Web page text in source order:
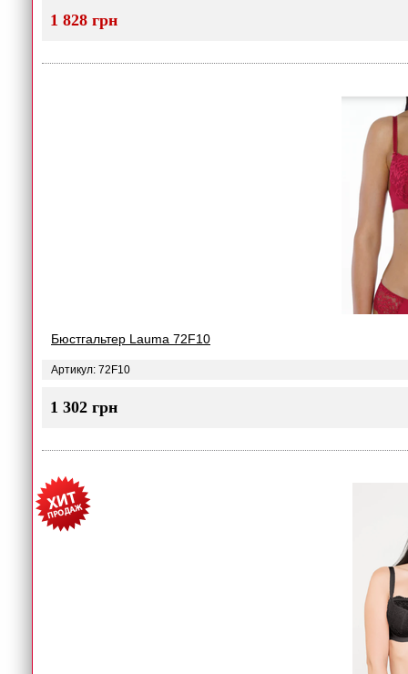
1 828 грн
Бюстгальтер Lauma 72F10
Артикул: 72F10
1 302 грн